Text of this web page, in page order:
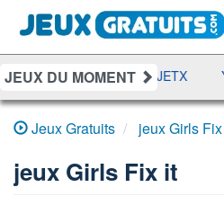
JEUX DU MOMENT
DAMES RAMI JETX
Jeux Gratuits jeux Girls
jeux Girls Fix it